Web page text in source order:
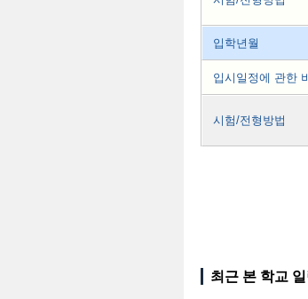
입학년월
입시일정에 관한
시험/전형방법
최근 본 학교